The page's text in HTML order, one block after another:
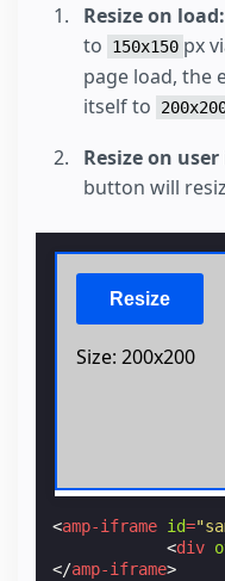
Resize on load:
to
150x150 px
page load, the
itself to
Resize on
button will
<amp-iframe id=
<div
</amp-iframe>